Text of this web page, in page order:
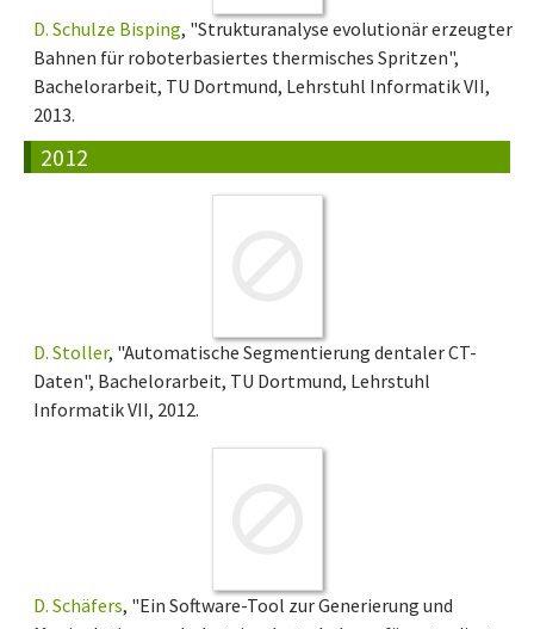
D. Schulze Bisping, "Strukturanalyse evolutionär erzeugter
Bahnen für roboterbasiertes thermisches Spritzen",
Bachelorarbeit, TU Dortmund, Lehrstuhl Informatik VII,
2013.
2012
D. Stoller, "Automatische Segmentierung dentaler CT-
Daten", Bachelorarbeit, TU Dortmund, Lehrstuhl
Informatik VII, 2012.
D. Schäfers, "Ein Software-Tool zur Generierung und